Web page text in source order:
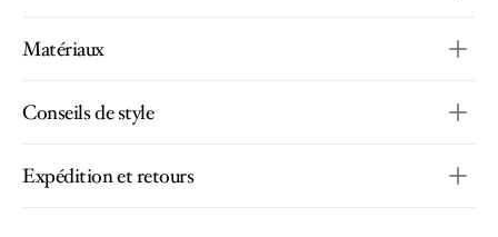
Matériaux
Conseils de style
Expédition et retours